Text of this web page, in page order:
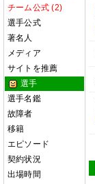
チーム公式 (2)
選手公式
著名人
メディア
サイトを推薦
選手
選手名鑑
故障者
移籍
エピソード
契約状況
出場時間